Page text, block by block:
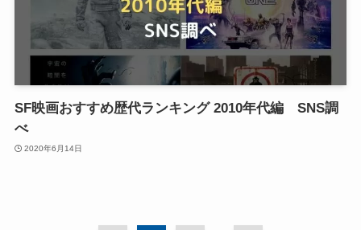
SF映画おすすめ歴代ランキング 2010年代編 SNS調
べ
2020年6月14日